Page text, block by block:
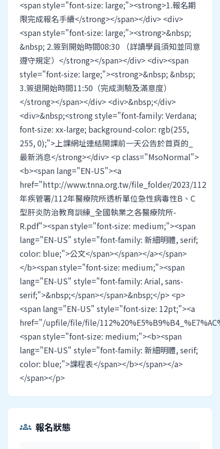
<span style="font-size: large;"><strong>1.報名期
限完成報名手續</strong></span></div> <div>
<span style="font-size: large;"><strong>&nbsp;
&nbsp; 2.簽到開始時間08:30 （詳讀學員須知並同意
遵守規定）</strong></span></div> <div><span
style="font-size: large;"><strong>&nbsp; &nbsp;
3.簽退開始時間11:50（完成測驗及滿意度）
</strong></span></div> <div>&nbsp;</div>
<div>&nbsp;<strong style="font-family: Verdana;
font-size: xx-large; background-color: rgb(255,
255, 0);">上課網址連結開課前一天公告於首頁的_
最新消息</strong></div> <p class="MsoNormal">
<b><span lang="EN-US"><a
href="http://www.tnna.org.tw/file_folder/2023/112
年疾管署/112年醫療院所透析單位急性病毒性B、C
型肝炎防治教育訓練_全國執業之各醫療院所-
R.pdf"><span style="font-size: medium;"><span
lang="EN-US" style="font-family: 新細明體, serif;
color: blue;">公文</span></span></a></span>
</b><span style="font-size: medium;"><span
lang="EN-US" style="font-family: Arial, sans-
serif;">&nbsp;</span></span>&nbsp;</p> <p>
<span lang="EN-US" style="font-size: 12pt;"><a
href="/upfile/file/file/
<span style="font-size: medium;"><b><span
lang="EN-US" style="font-family: 新細明體, serif;
color: blue;">課程表</span></b></span></a>
</span></p>
groups 報名狀態